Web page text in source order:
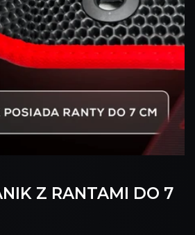
Z RANTAMI DO 7